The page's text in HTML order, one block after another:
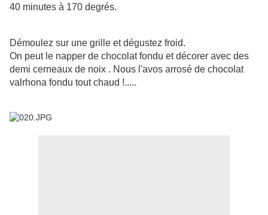
40 minutes à 170 degrés.
Démoulez sur une grille et dégustez froid.
On peut le napper de chocolat fondu et décorer avec des
demi cerneaux de noix . Nous l'avos arrosé de chocolat
valrhona fondu tout chaud !.....